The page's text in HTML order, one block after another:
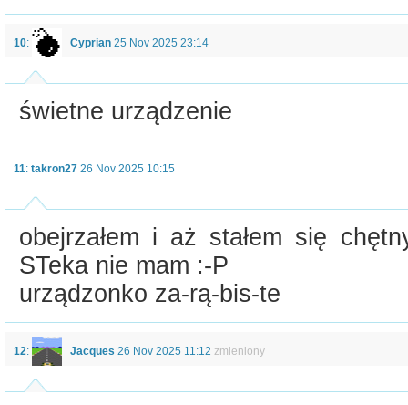
10: Cyprian 25 Nov 2025 23:14
świetne urządzenie
11: takron27 26 Nov 2025 10:15
obejrzałem i aż stałem się
STeka nie mam :-P
urządzonko za-rą-bis-te
12: Jacques 26 Nov 2025 11:12 zmieniony